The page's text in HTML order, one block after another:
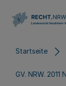
Startseite
GV. NRW. 2011